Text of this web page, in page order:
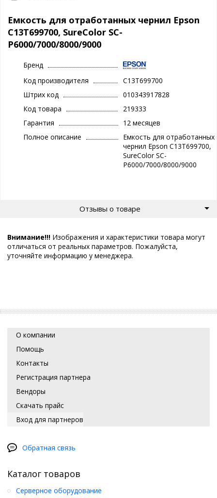
Емкость для отработанных чернил Epson
C13T699700, SureColor SC-
P6000/7000/8000/9000
Бренд
Код производителя
C13T699700
Штрих код
010343917828
Код товара
219333
Гарантия
12 месяцев
Полное описание
Емкость для отработанных
чернил Epson C13T699700,
SureColor SC-
P6000/7000/8000/9000
Отзывы о товаре
Внимание!!! Изображения и характеристики товара могут
отличаться от реальных параметров. Пожалуйста,
уточняйте информацию у менеджера.
О компании
Помощь
Контакты
Регистрация партнера
Вендоры
Скачать прайс
Вход для партнеров
Обратная связь
Каталог товаров
Серверное оборудование